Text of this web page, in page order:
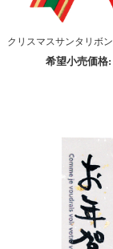
クリスマスサンタリボ
希望小売価格: